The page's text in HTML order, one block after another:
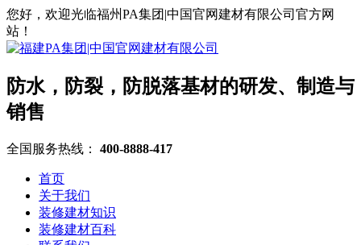
您好，欢迎光临福州PA集团|中国官网建材有限公司官方网
站！
防水，防裂，防脱落基材的研发、制造与
销售
全国服务热线： 400-8888-417
首页
关于我们
装修建材知识
装修建材百科